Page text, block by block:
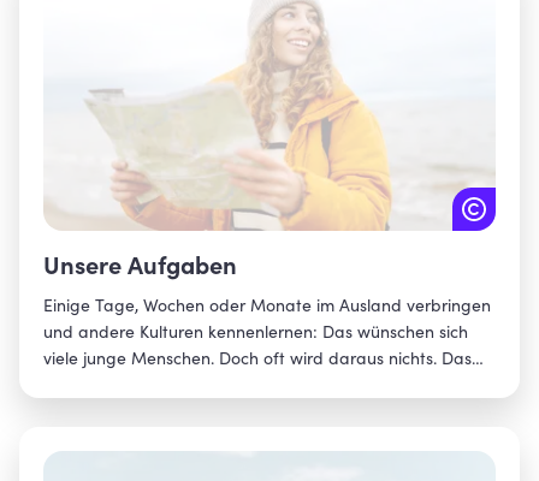
Unsere Aufgaben
Einige Tage, Wochen oder Monate im Ausland verbringen
und andere Kulturen kennenlernen: Das wünschen sich
viele junge Menschen. Doch oft wird daraus nichts. Das